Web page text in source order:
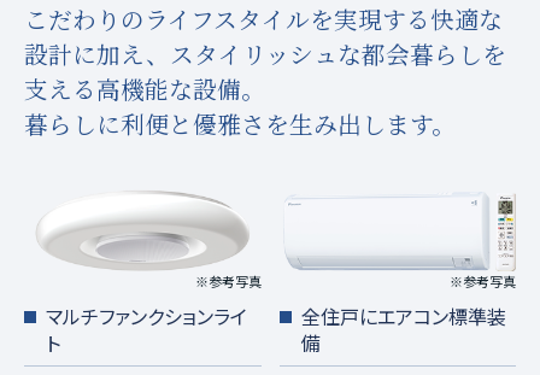
こだわりのライフスタイルを実現する快適な
設計に加え、 スタイリッシュな都会暮らしを
支える高機能な設備。
暮らしに利便と優雅さを生み出します。
※参考写真
マルチファンクションライ
ト
※参考写真
全住戸にエアコン標準装
備